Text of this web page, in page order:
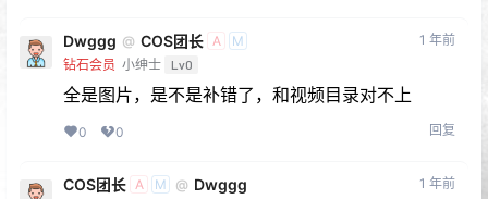
Dwggg @ COS团长 A
M
钻石会员 小绅士 Lv0
1 年前
全是图片，是不是补错了，和视频目录对不上
0 0 回复
COS团长 A M @ Dwggg 1 年前